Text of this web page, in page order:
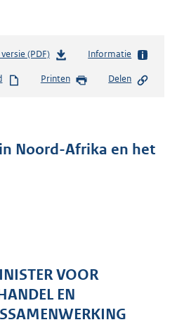
(PDF)b
s
s
:
4
K
Informatie
Printen Delen
Noord-Afrika en het
VOOR
EN